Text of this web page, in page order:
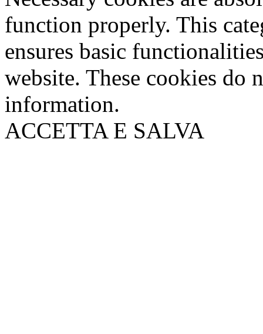
function properly. This
ensures basic
website. These cookies do
information.
ACCETTA E SALVA